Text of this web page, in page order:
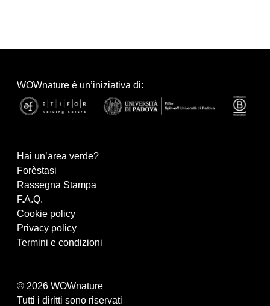
WOWnature è un’iniziativa di:
Hai un’area verde?
Forèstasi
Rassegna Stampa
F.A.Q.
Cookie policy
Privacy policy
Termini e condizioni
© 2026 WOWnature
Tutti i diritti sono riservati